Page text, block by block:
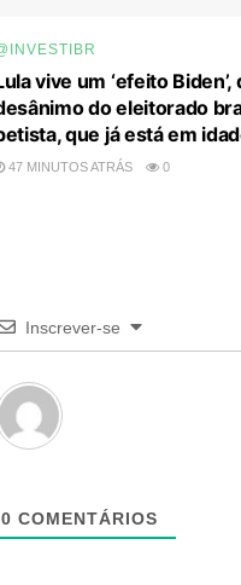
vive um ‘efeito
do eleitorado
que já está em
47 MINUTOS ATRÁS 0
Inscrever-se
0 COMENTÁRIOS